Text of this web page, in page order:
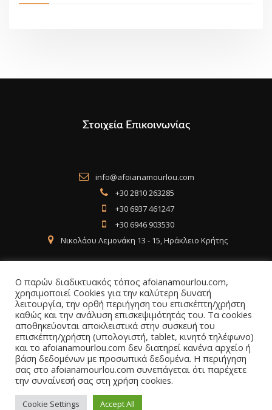
Στοιχεία Επικοινωνίας
info@afoianamourlou.com
+30 2810 263285
+30 6937 461247
+30 6946 903530
Νικολάου Λεμονάκη 13 - 15, Ηράκλειο Κρήτης
Social Media
Facebook
Instagram
LinkedIn
Ο παρών διαδικτυακός τόπος afoianamourlou.com,
χρησιμοποιεί Cookies για την καλύτερη δυνατή
λειτουργία, την ορθή περιήγηση του επισκέπτη/χρήστη
καθώς και την ανάλυση επισκεψιμότητάς του. Τα cookies
αποθηκεύονται αποκλειστικά στην συσκευή του
επισκέπτη/χρήστη (υπολογιστή, tablet, κινητό τηλέφωνο)
και το afoianamourlou.com δεν διατηρεί κανένα αρχείο ή
βάση δεδομένων με προσωπικά δεδομένα. Η περιήγηση
σας στο afoianamourlou.com συνεπάγεται ότι παρέχετε
την συναίνεσή σας στη χρήση cookies.
Cookie Settings Accept All